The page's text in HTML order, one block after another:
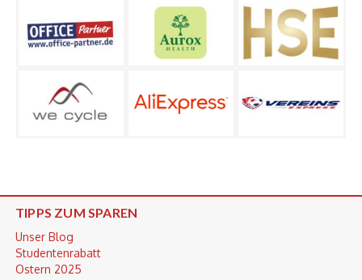
TIPPS ZUM SPAREN
Unser Blog
Studentenrabatt
Ostern 2025